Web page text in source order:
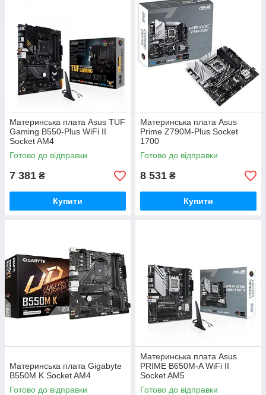
Материнська плата Asus TUF
Gaming B550-Plus WiFi II
Socket AM4
Готово до відправки
7 381 ₴
Купити
Материнська плата Asus
Prime Z790M-Plus Socket
1700
Готово до відправки
8 531 ₴
Купити
Материнська плата Gigabyte
B550M K Socket AM4
Готово до відправки
Материнська плата Asus
PRIME B650M-A WiFi II
Socket AM5
Готово до відправки